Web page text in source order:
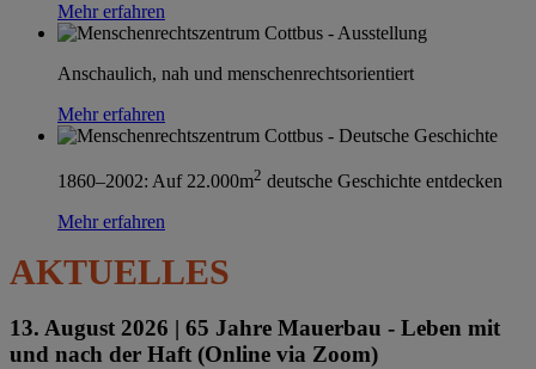
Mehr erfahren
Anschaulich, nah und menschenrechtsorientiert
Mehr erfahren
1860–2002: Auf 22.000m2 deutsche Geschichte entdecken
Mehr erfahren
AKTUELLES
13. August 2026 | 65 Jahre Mauerbau - Leben mit
und nach der Haft (Online via Zoom)